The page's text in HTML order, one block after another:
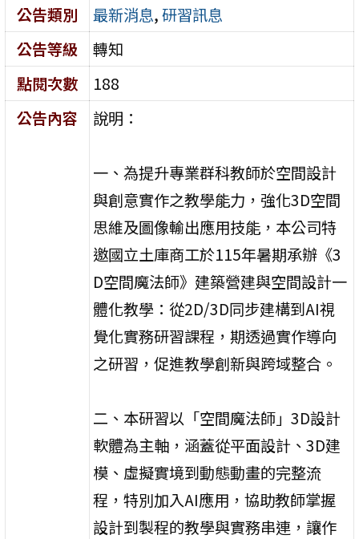
公告類別
最新消息,研習訊息
公告等級
轉知
點閱次數
188
公告內容
說明：
一、為提升專業群科教師於空間設計
與創意實作之教學能力，強化3D空間
思維及圖像輸出應用技能，本公司特
邀國立土庫商工於115年暑期承辦《3
D空間魔法師》建築營建與空間設計一
體化教學：從2D/3D同步建構到AI視
覺化實務研習課程，期透過實作導向
之研習，促進教學創新與跨域整合。
二、本研習以「空間魔法師」3D設計
軟體為主軸，涵蓋從平面設計、3D建
模、虛擬實境到動態動畫的完整流
程，特別加入AI應用，協助教師掌握
設計到製程的教學與實務串連，讓作